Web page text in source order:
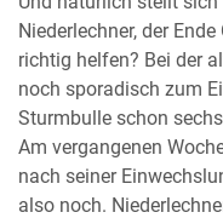
Niederlechner, der
richtig helfen? Bei der
noch sporadisch zum
Sturmbulle schon
Am vergangenen
nach seiner
also noch.